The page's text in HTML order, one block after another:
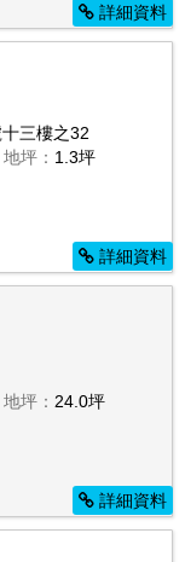
詳細資料
三樓之32
地坪： 1.3坪
詳細資料
地坪： 24.0坪
詳細資料